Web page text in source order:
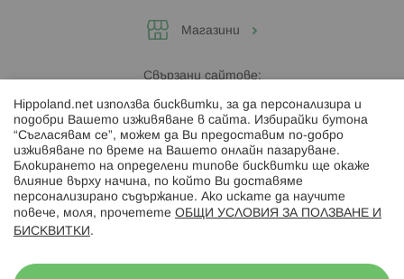
Магазини
Свързани сайтове:
Hippoland.ro
Последвайте ни:
Hippoland.net използва бисквитки, за да персонализира и
подобри Вашето изживяване в сайта. Избирайки бутона
“Съгласявам се”, можем да Ви предоставим по-добро
изживяване по време на Вашето онлайн пазаруване.
Блокирането на определени типове бисквитки ще окаже
влияние върху начина, по който Ви доставяме
персонализирано съдържание. Ако искате да научите
повече, моля, прочетете ОБЩИ УСЛОВИЯ ЗА ПОЛЗВАНЕ И
БИСКВИТКИ .